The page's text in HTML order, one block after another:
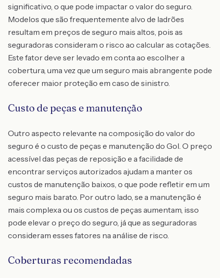
significativo, o que pode impactar o valor do seguro.
Modelos que são frequentemente alvo de ladrões
resultam em preços de seguro mais altos, pois as
seguradoras consideram o risco ao calcular as cotações.
Este fator deve ser levado em conta ao escolher a
cobertura, uma vez que um seguro mais abrangente pode
oferecer maior proteção em caso de sinistro.
Custo de peças e manutenção
Outro aspecto relevante na composição do valor do
seguro é o custo de peças e manutenção do Gol. O preço
acessível das peças de reposição e a facilidade de
encontrar serviços autorizados ajudam a manter os
custos de manutenção baixos, o que pode refletir em um
seguro mais barato. Por outro lado, se a manutenção é
mais complexa ou os custos de peças aumentam, isso
pode elevar o preço do seguro, já que as seguradoras
consideram esses fatores na análise de risco.
Coberturas recomendadas